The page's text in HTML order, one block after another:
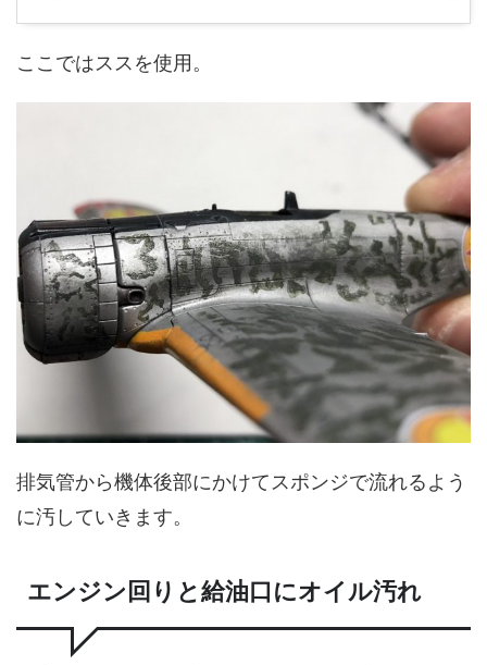
ここではススを使用。
排気管から機体後部にかけてスポンジで流れるよう
に汚していきます。
エンジン回りと給油口にオイル汚れ